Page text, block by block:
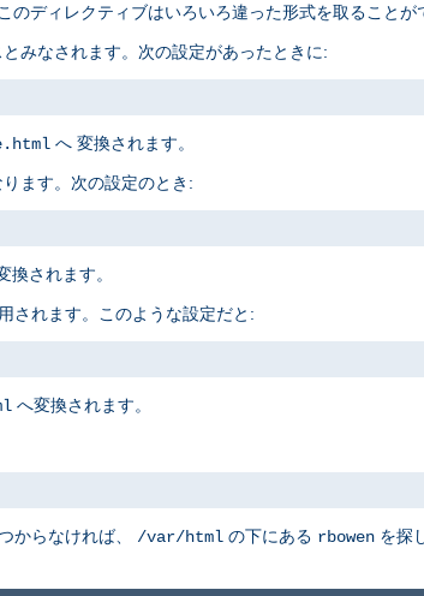
ディレクティブはいろいろ違った形式を取ることが
みなされます。次の設定があったときに:
へ 変換されます。
ます。次の設定のとき:
換されます。
されます。このような設定だと:
へ変換されます。
からなければ、 /var/html の下にある rbowen を探